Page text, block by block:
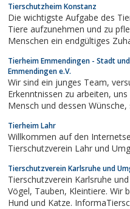
Tierschutzheim Konstanz
Die wichtigste Aufgabe des
Tiere aufzunehmen und zu pflegen, bis diese Tiere
Menschen ein endgültiges
Außerdem nehmen wir in Not
Tierheim Emmendingen - Stadt
Emmendingen e.V.
Wir sind ein junges Team, versuchen immer mit modernen
Erkenntnissen zu arbeiten, uns ständig weiterzubilden. Nicht der
Mensch und dessen Wünsche, sondern das Tier steht bei uns im
Fragebögen, sondern im Gespräch, das passende Zuhause für
jedes Tier zu finden....
Tierheim Lahr
Willkommen auf den
Tierschutzverein Lahr und
Tierschutzverein Karlsruhe und
Tierschutzverein Karlsruhe und
Vögel, Tauben, Kleintiere. Wir bieten auch Pensionsplätze für
Hund und Katze.